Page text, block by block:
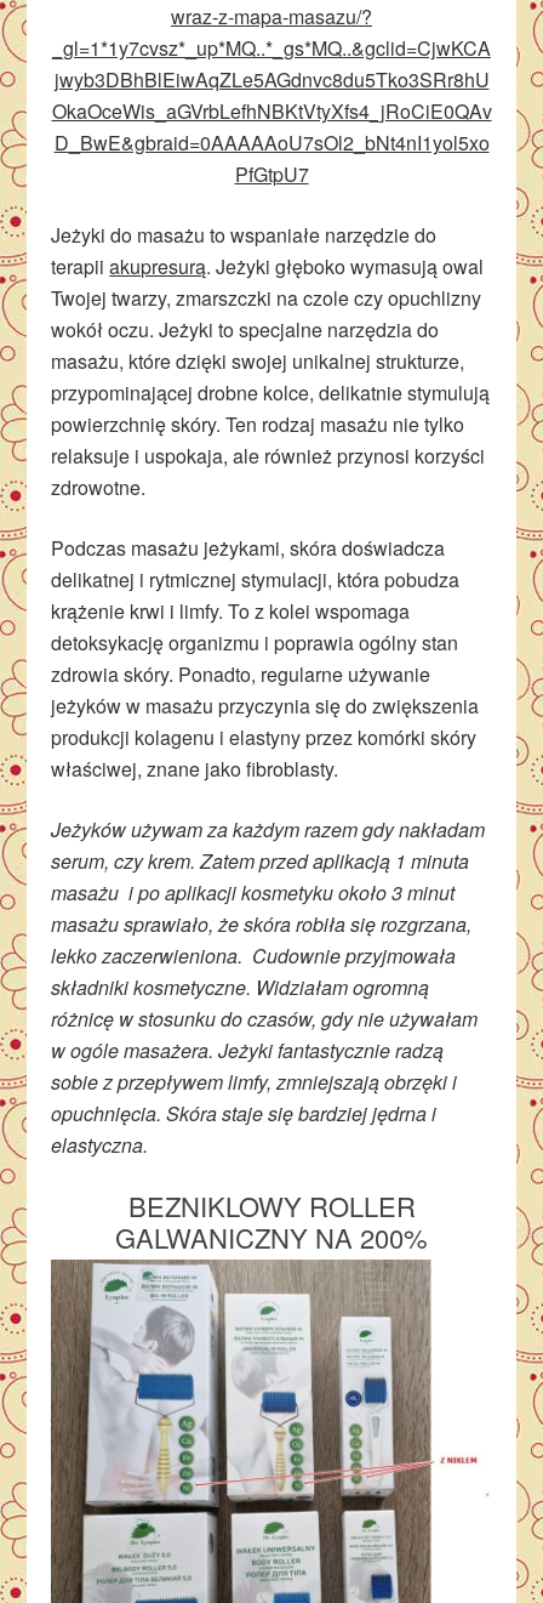
wraz-z-mapa-masazu/?
_gl=1*1y7cvsz*_up*MQ..*_gs*MQ..&gclid=CjwKCA
jwyb3DBhBlEiwAqZLe5AGdnvc8du5Tko3SRr8hU
OkaOceWis_aGVrbLefhNBKtVtyXfs4_jRoCiE0QAv
D_BwE&gbraid=0AAAAAoU7sOl2_bNt4nI1yol5xo
PfGtpU7
Jeżyki do masażu to wspaniałe narzędzie do
terapiiakupresurą. Jeżyki głęboko wymasują owal
Twojej twarzy, zmarszczki na czole czy opuchlizny
wokół oczu. Jeżyki to specjalne narzędzia do
masażu, które dzięki swojej unikalnej strukturze,
przypominającej drobne kolce, delikatnie stymulują
powierzchnię skóry. Ten rodzaj masażu nie tylko
relaksuje i uspokaja, ale również przynosi korzyści
zdrowotne.
Podczas masażu jeżykami, skóra doświadcza
delikatnej i rytmicznej stymulacji, która pobudza
krążenie krwi i limfy. To z kolei wspomaga
detoksykację organizmu i poprawia ogólny stan
zdrowia skóry. Ponadto, regularne używanie
jeżyków w masażu przyczynia się do zwiększenia
produkcji kolagenu i elastyny przez komórki skóry
właściwej, znane jako fibroblasty.
Jeżyków używam za każdym razem gdy nakładam
serum, czy krem. Zatem przed aplikacją 1 minuta
masażu i po aplikacji kosmetyku około 3 minut
masażu sprawiało, że skóra robiła się rozgrzana,
lekko zaczerwieniona. Cudownie przyjmowała
składniki kosmetyczne. Widziałam ogromną
różnicę w stosunku do czasów, gdy nie używałam
w ogóle masażera. Jeżyki fantastycznie radzą
sobie z przepływem limfy, zmniejszają obrzęki i
opuchnięcia. Skóra staje się bardziej jędrna i
elastyczna.
BEZNIKLOWY ROLLER
GALWANICZNY NA 200%